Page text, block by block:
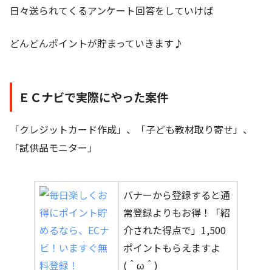
日々送られてくるアンケート回答をしていけば
どんどんポイントが貯まっていきます♪
ＥＣナビで実際にやった案件
「クレジットカード作成」、「子ども教材取り寄せ」、
「試供品モニター」
バナーから登録すると通
常登録よりもお得！「紹
介された得点で」1,500
ポイントもらえますよ
(＾ω＾)